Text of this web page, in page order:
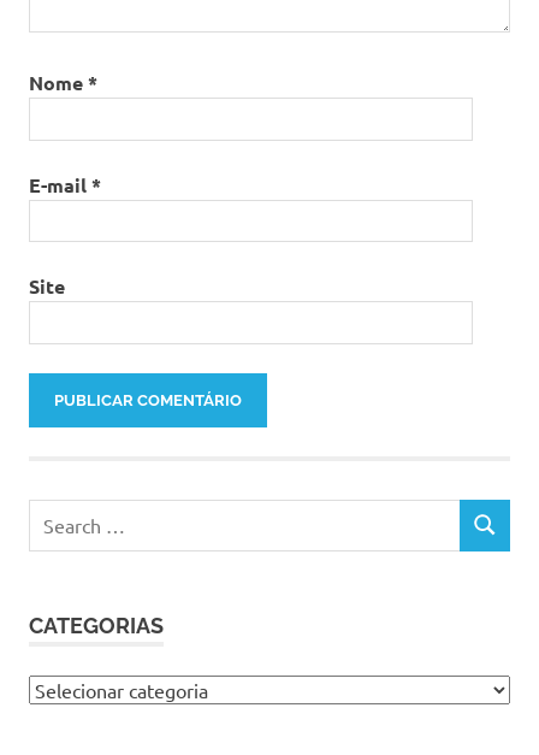
Nome*
E-mail*
Site
for:
SEARCH
CATEGORIAS
Categorias